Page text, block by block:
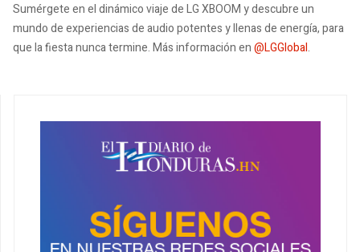
Sumérgete en el dinámico viaje de LG XBOOM y descubre un
mundo de experiencias de audio potentes y llenas de energía, para
que la fiesta nunca termine. Más información en@LGGlobal.